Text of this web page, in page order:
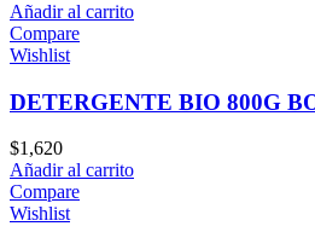
Añadir al carrito
Compare
Wishlist
DETERGENTE BIO 800G
$1,620
Añadir al carrito
Compare
Wishlist